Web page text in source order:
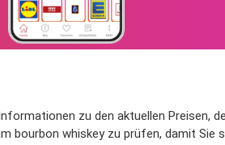
zu den aktuellen Preisen,
bourbon whiskey zu prüfen, damit